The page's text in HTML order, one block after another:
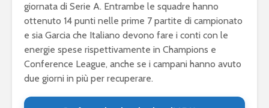
giornata di Serie A. Entrambe le squadre hanno
ottenuto 14 punti nelle prime 7 partite di campionato
e sia Garcia che Italiano devono fare i conti con le
energie spese rispettivamente in Champions e
Conference League, anche se i campani hanno avuto
due giorni in più per recuperare.